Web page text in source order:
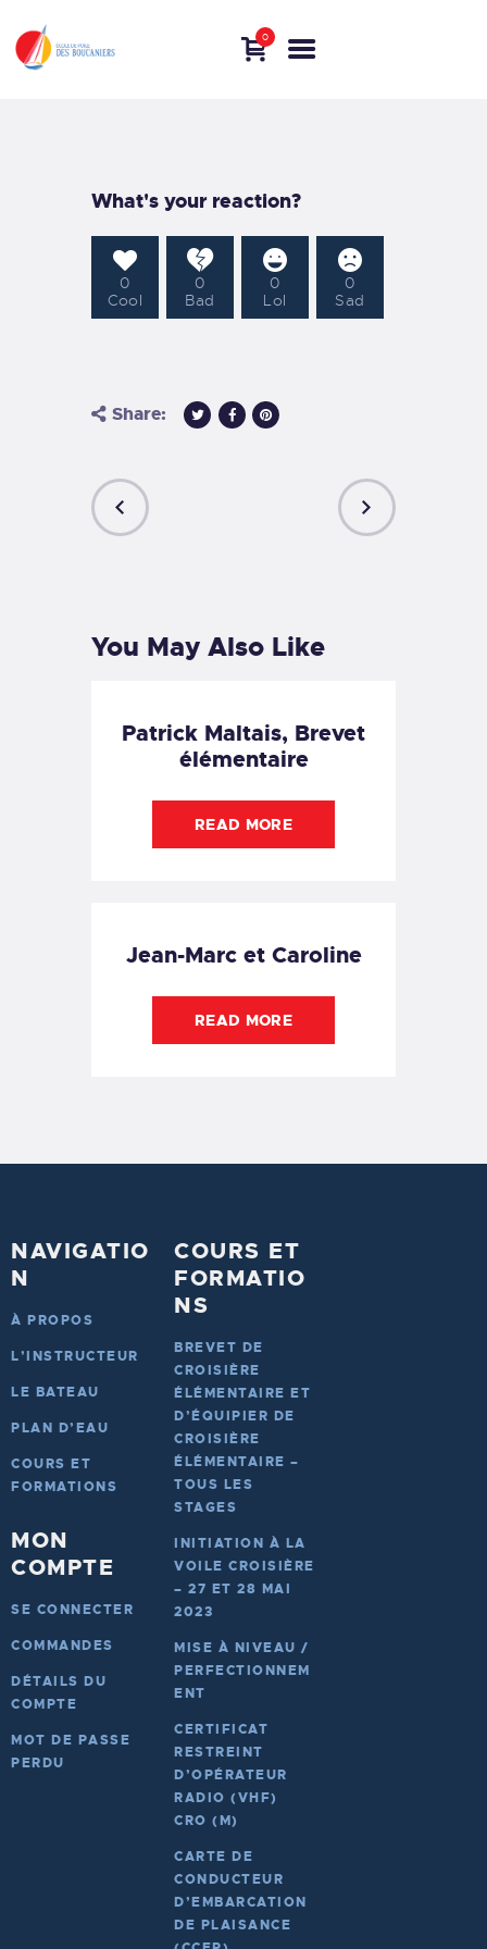
0
ÉCOLE DE VOILE
VIDÉOS
NOUS JOINDRE
LIENS
What's your reaction?
0
Cool
0
Bad
0
Lol
0
Sad
Share:
You May Also Like
Patrick Maltais, Brevet
élémentaire
READ MORE
Jean-Marc et Caroline
READ MORE
NAVIGATIO
N
À PROPOS
L’INSTRUCTEUR
LE BATEAU
PLAN D’EAU
COURS ET
FORMATIONS
MON
COMPTE
SE CONNECTER
COMMANDES
DÉTAILS DU
COMPTE
MOT DE PASSE
PERDU
COURS ET
FORMATIO
NS
BREVET DE
CROISIÈRE
ÉLÉMENTAIRE ET
D’ÉQUIPIER DE
CROISIÈRE
ÉLÉMENTAIRE –
TOUS LES
STAGES
INITIATION À LA
VOILE CROISIÈRE
– 27 ET 28 MAI
2023
MISE À NIVEAU /
PERFECTIONNEM
ENT
CERTIFICAT
RESTREINT
D’OPÉRATEUR
RADIO (VHF)
CRO (M)
CARTE DE
CONDUCTEUR
D’EMBARCATION
DE PLAISANCE